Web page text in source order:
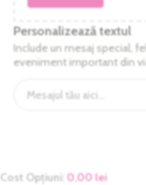
Personalizează textul
Include un mesaj special,
eveniment important din
Cost Opțiuni: 0,00lei